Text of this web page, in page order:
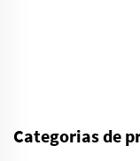
Categorias de